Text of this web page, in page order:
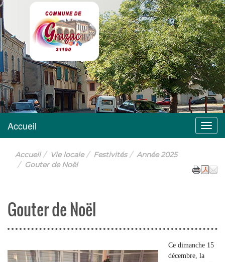
Grazac
Menu
Accueil
Accueil Vie locale Festivités
Année 2025
Gouter de Noël
Gouter de Noël
Ce dimanche 15
décembre, la